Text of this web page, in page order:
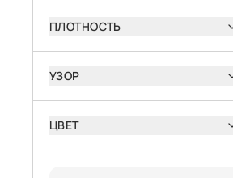
ПЛОТНОСТЬ
УЗОР
ЦВЕТ